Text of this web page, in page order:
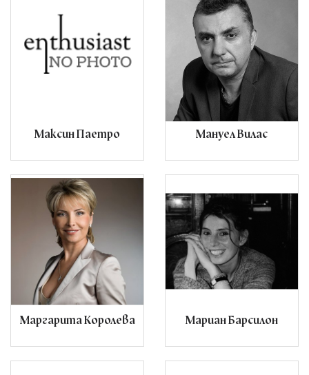
Максин Паетро Мануел Вилас
Маргарита Королева Мариан Барсилон